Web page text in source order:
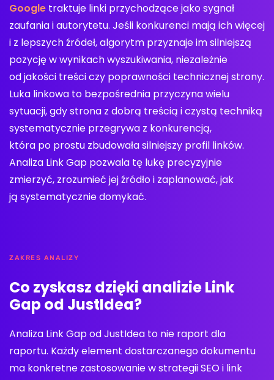
Google traktuje linki przychodzące jako sygnał
zaufania i autorytetu. Jeśli konkurenci mają ich więcej
i z lepszych źródeł, algorytm przyznaje im silniejszą
pozycję w wynikach wyszukiwania, niezależnie
od jakości treści czy poprawności technicznej strony.
Luka linkowa to bezpośrednia przyczyna wielu
sytuacji, gdy strona z dobrą treścią i czystą techniką
systematycznie przegrywa z konkurencją,
która po prostu zbudowała silniejszy profil linków.
Analiza Link Gap pozwala tę lukę precyzyjnie
zmierzyć, zrozumieć jej źródło i zaplanować, jak
ją systematycznie domykać.
ZAKRES ANALIZY
Co zyskasz dzięki analizie Link
Gap od JustIdea?
Analiza Link Gap od JustIdea to nie raport dla
raportu. Każdy element dostarczanego dokumentu
ma konkretne zastosowanie w strategii SEO i link